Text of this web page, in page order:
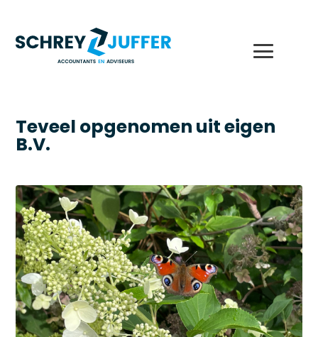
Teveel opgenomen uit eigen
B.V.